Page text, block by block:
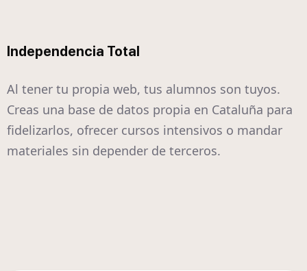
Independencia Total
Al tener tu propia web, tus alumnos son tuyos.
Creas una base de datos propia en Cataluña para
fidelizarlos, ofrecer cursos intensivos o mandar
materiales sin depender de terceros.